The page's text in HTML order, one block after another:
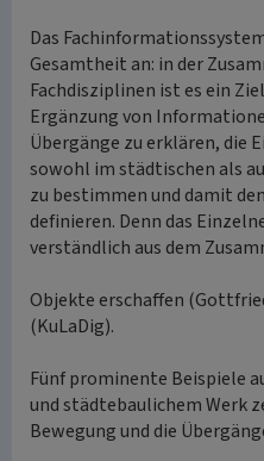
Das
Gesamtheit an: in der
Fachdisziplinen ist es ein
Ergänzung von
Übergänge zu erklären, die
sowohl im städtischen als
zu bestimmen und damit
definieren. Denn das
verständlich aus dem
Objekte erschaffen
(KuLaDig).
Fünf prominente Beispiele
und städtebaulichem Werk
Bewegung und die